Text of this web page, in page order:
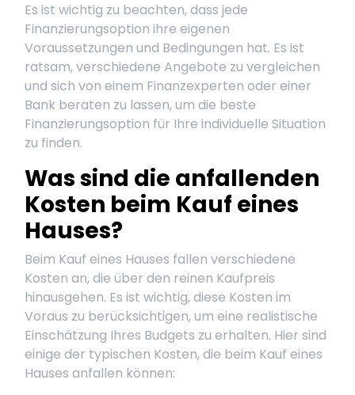
Es ist wichtig zu beachten, dass jede
Finanzierungsoption ihre eigenen
Voraussetzungen und Bedingungen hat. Es ist
ratsam, verschiedene Angebote zu vergleichen
und sich von einem Finanzexperten oder einer
Bank beraten zu lassen, um die beste
Finanzierungsoption für Ihre individuelle Situation
zu finden.
Was sind die anfallenden
Kosten beim Kauf eines
Hauses?
Beim Kauf eines Hauses fallen verschiedene
Kosten an, die über den reinen Kaufpreis
hinausgehen. Es ist wichtig, diese Kosten im
Voraus zu berücksichtigen, um eine realistische
Einschätzung Ihres Budgets zu erhalten. Hier sind
einige der typischen Kosten, die beim Kauf eines
Hauses anfallen können: